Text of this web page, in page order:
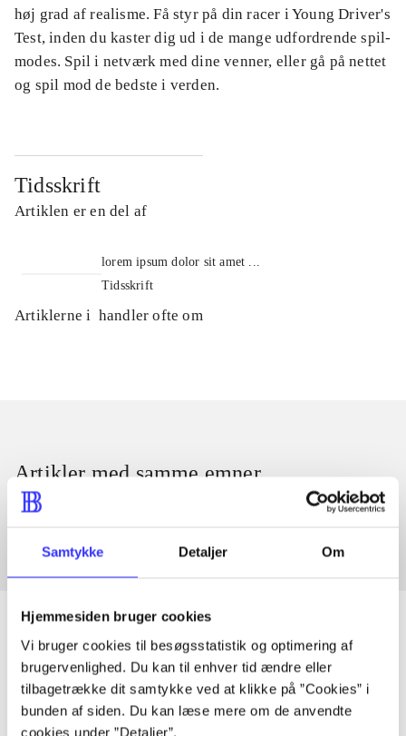
Samtykke Detaljer Om
Hjemmesiden bruger cookies
Vi bruger cookies til besøgsstatistik og optimering af
brugervenlighed. Du kan til enhver tid ændre eller
tilbagetrække dit samtykke ved at klikke på ”Cookies” i
bunden af siden. Du kan læse mere om de anvendte
cookies under ”Detaljer”.
høj grad af realisme. Få styr på din racer i Young Driver's
Test, inden du kaster dig ud i de mange udfordrende spil-
modes. Spil i netværk med dine venner, eller gå på nettet
og spil mod de bedste i verden.
Tidsskrift
Artiklen er en del af
lorem ipsum dolor sit amet ...
Tidsskrift
Artiklerne i handler ofte om
Artikler med samme emner
Fra
Artikler
Alle registrerede artikler fordelt på udgivelser